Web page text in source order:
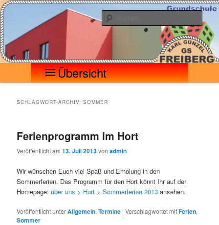
Zum
primären
Inhalt
springen
Zum
sekundären
Inhalt
springen
Grundschule Karl Günzel
Seilerberg – Freiberg
Hauptmenü Übersicht
SCHLAGWORT-ARCHIV:SOMMER
Ferienprogramm im Hort
Veröffentlicht am13. Juli 2013vonadmin
Wir wünschen Euch viel Spaß und Erholung in den
Sommerferien. Das Programm für den Hort könnt Ihr auf der
Homepage:über uns > Hort > Sommerferien 2013 ansehen.
Veröffentlicht unterAllgemein,Termine |Verschlagwortet mitFerien,
Sommer